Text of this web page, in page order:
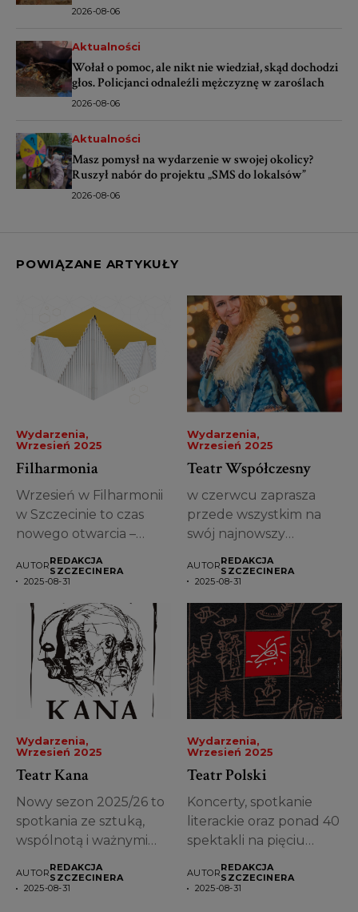
2026-08-06
Aktualności
Wołał o pomoc, ale nikt nie wiedział, skąd dochodzi
głos. Policjanci odnaleźli mężczyznę w zaroślach
2026-08-06
Aktualności
Masz pomysł na wydarzenie w swojej okolicy?
Ruszył nabór do projektu „SMS do lokalsów”
2026-08-06
POWIĄZANE ARTYKUŁY
Wydarzenia
Wrzesień 2025
Filharmonia
Wrzesień w Filharmonii
w Szczecinie to czas
nowego otwarcia –
AUTORREDAKCJA
SZCZECINERA
2025-08-31
Wydarzenia
Wrzesień 2025
Teatr Współczesny
w czerwcu zaprasza
przede wszystkim na
swój najnowszy
przez Michała...
AUTORREDAKCJA
SZCZECINERA
2025-08-31
Wydarzenia
Wrzesień 2025
Teatr Kana
Nowy sezon 2025/26 to
spotkania ze sztuką,
wspólnotą i ważnymi
AUTORREDAKCJA
SZCZECINERA
2025-08-31
Wydarzenia
Wrzesień 2025
Teatr Polski
Koncerty, spotkanie
literackie oraz ponad 40
spektakli na pięciu
AUTORREDAKCJA
SZCZECINERA
2025-08-31